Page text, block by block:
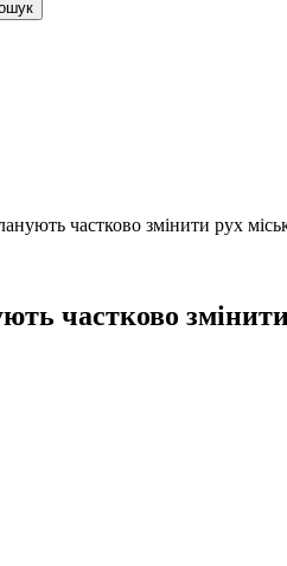
частково змінити рух
частково